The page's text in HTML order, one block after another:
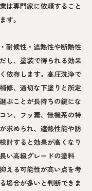
は専門家に依頼すること
す。
耐候性・遮熱性や断熱性
し、塗装で得られる効果
依存します。高圧洗浄で
修、適切な下塗りと所定
ぶことが長持ちの鍵にな
ン、フッ素、無機系の特
求められ、遮熱性能や防
討すると効果が高くなり
い高級グレードの塗料
える可能性が高い点を考
場合が多いと判断できま